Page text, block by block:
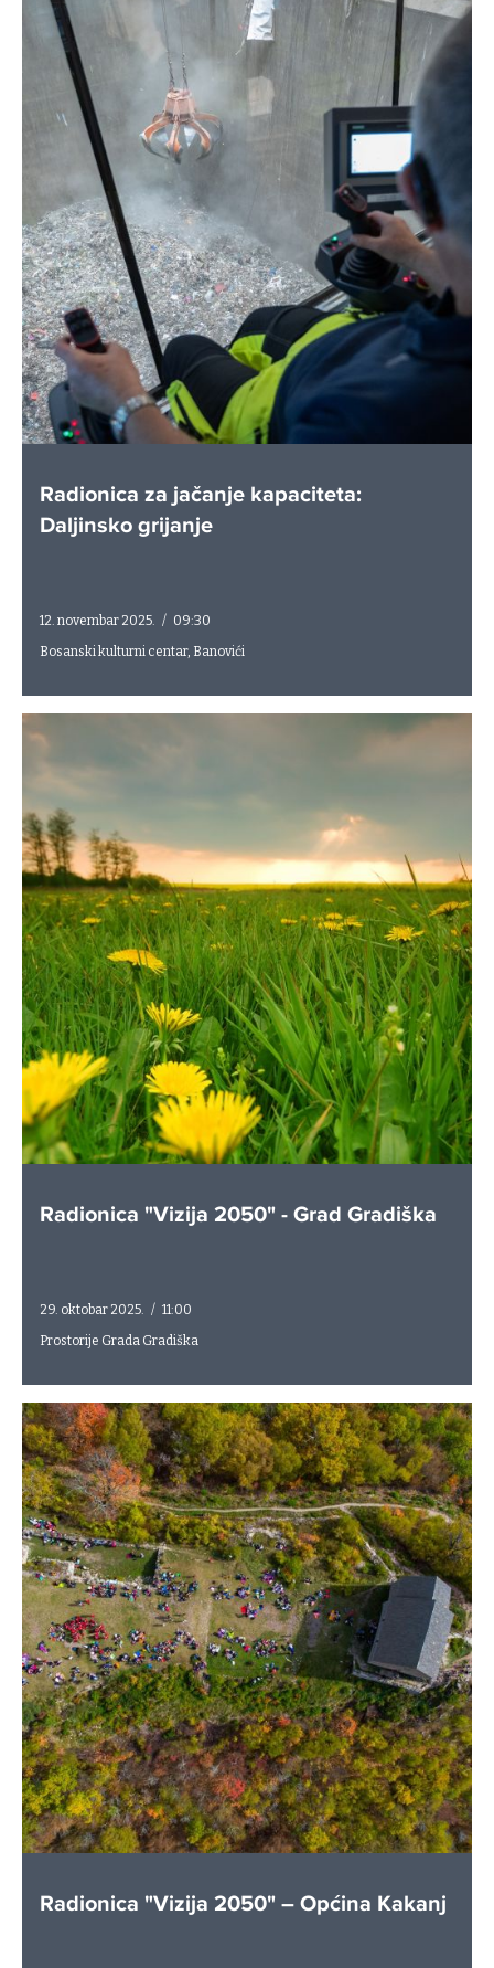
Radionica za jačanje kapaciteta:
Daljinsko grijanje
12. novembar 2025. / 09:30
Bosanski kulturni centar, Banovići
Radionica "Vizija 2050" - Grad Gradiška
29. oktobar 2025. / 11:00
Prostorije Grada Gradiška
Radionica "Vizija 2050" – Općina Kakanj